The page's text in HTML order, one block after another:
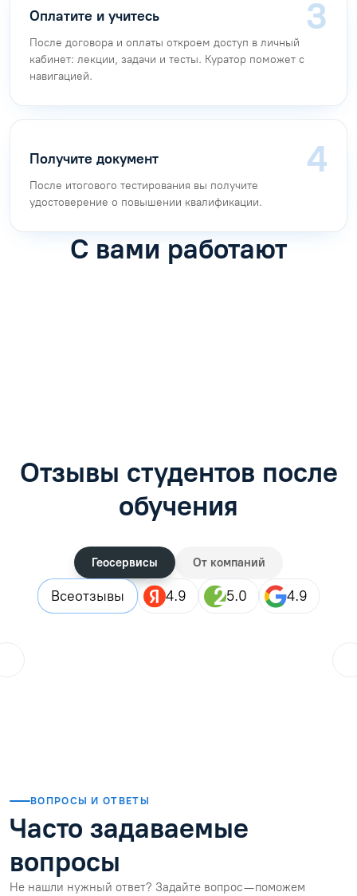
Оплатите и учитесь
После договора и оплаты откроем доступ в личный
кабинет: лекции, задачи и тесты. Куратор поможет с
навигацией.
Получите документ
После итогового тестирования вы получите
удостоверение о повышении квалификации.
С вами работают
Отзывы студентов после
обучения
Геосервисы От компаний
Всеотзывы 4.9 5.0 4.9
ВОПРОСЫ И ОТВЕТЫ
Часто задаваемые
вопросы
Не нашли нужный ответ? Задайте вопрос — поможем